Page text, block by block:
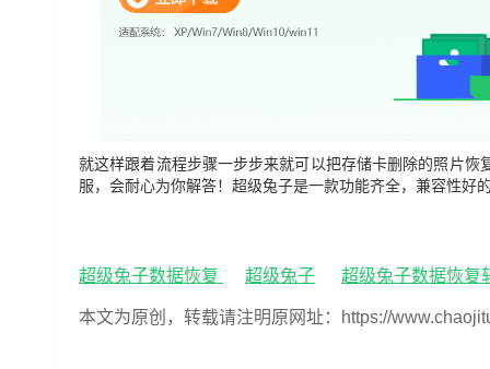
就这样跟着流程步骤一步步来就可以把存储卡删除的照片恢
服，会耐心为你解答！超级兔子是一款功能齐全，兼容性好
超级兔子数据恢复 超级兔子 超级兔子数据恢复
本文为原创，转载请注明原网址：https://